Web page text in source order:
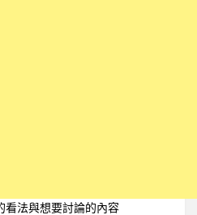
看法與想要討論的內容